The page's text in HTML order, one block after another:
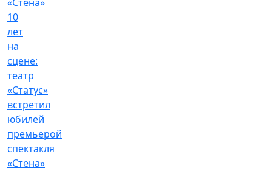
10
лет
на
сцене:
театр
«Статус»
встретил
юбилей
премьерой
спектакля
«Стена»